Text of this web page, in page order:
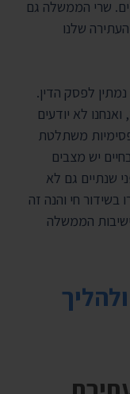
שרי הממשלה גם
30 שנה, וגם העתירה שלנו
לפסק הדין.
לא יודעים
משתלטת
יש מצבים
שנתיים גם לא
בשידור חי והנה זה
הממשלה